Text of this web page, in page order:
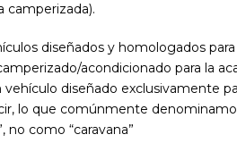
camperizada).
diseñados y homologados
acondicionado para la
diseñado exclusivamente
lo que comúnmente
no como “caravana”